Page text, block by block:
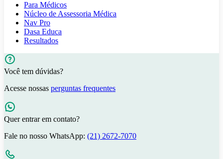
Para Médicos
Núcleo de Assessoria Médica
Nav Pro
Dasa Educa
Resultados
Você tem dúvidas?
Acesse nossas perguntas frequentes
Quer entrar em contato?
Fale no nosso WhatsApp: (21) 2672-7070